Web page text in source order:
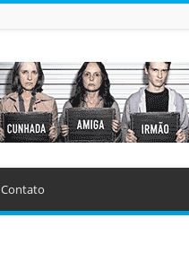
Contato